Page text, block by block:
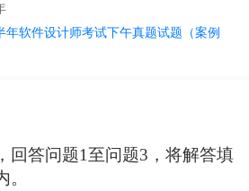
年软件设计师考试下午真题试题（案例
回答问题1至问题3，将解答填